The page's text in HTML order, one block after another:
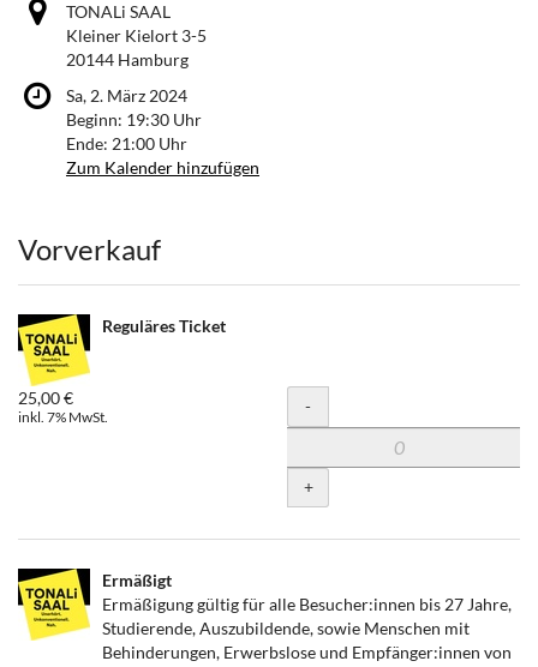
TONALi SAAL
Kleiner Kielort 3-5
20144 Hamburg
Sa, 2. März 2024
Beginn: 19:30 Uhr
Ende: 21:00 Uhr
Zum Kalender hinzufügen
Produkte
Vorverkauf
Reguläres Ticket
25,00 €
inkl. 7% MwSt. Menge
-
+
Ermäßigt
Ermäßigung gültig für alle Besucher:innen bis 27 Jahre,
Studierende, Auszubildende, sowie Menschen mit
Behinderungen, Erwerbslose und Empfänger:innen von